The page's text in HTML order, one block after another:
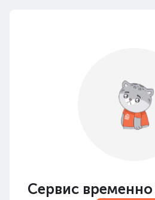
Сервис